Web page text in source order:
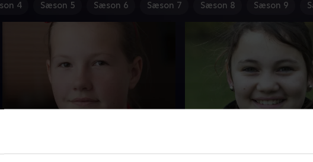
4 Sæson 5 Sæson 6 Sæson 7 Sæson 8 Sæson 9